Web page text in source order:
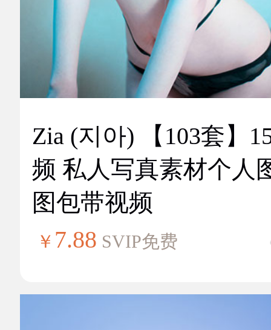
Zia (지아) 【103套】151视
频 私人写真素材个人
图包带视频
￥ 7.88 SVIP免费